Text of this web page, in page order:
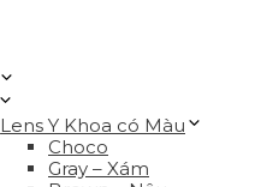
Lens Y Khoa có Màu
Choco
Gray – Xám